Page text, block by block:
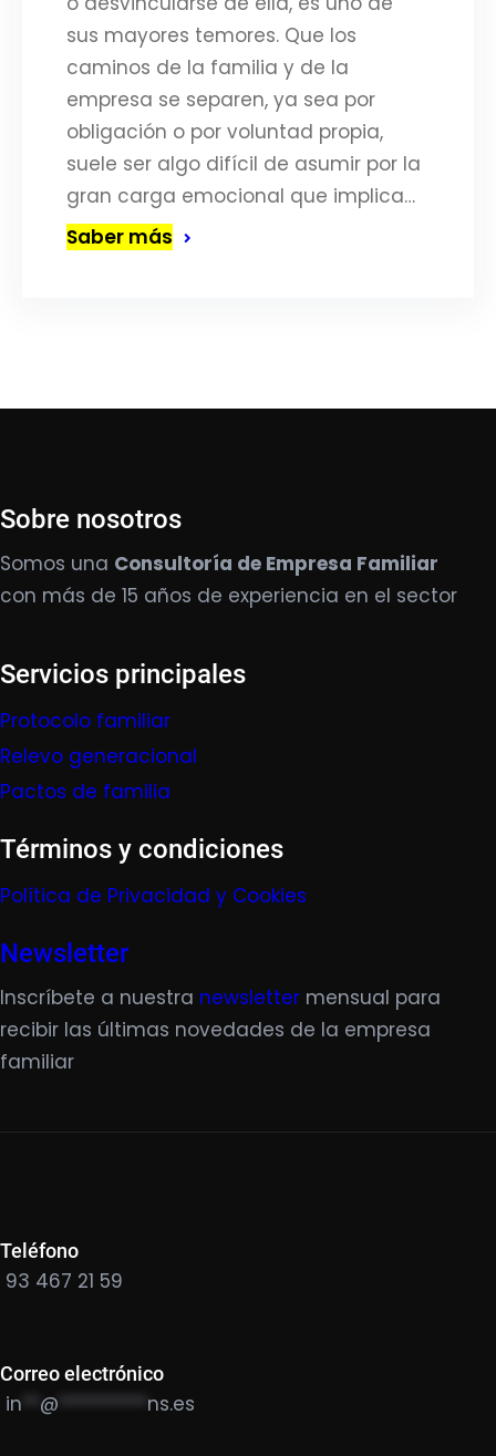
sus mayores temores. Que los
caminos de la familia y de la
empresa se separen, ya sea por
obligación o por voluntad propia,
suele ser algo difícil de asumir por la
gran carga emocional que implica…
Saber más
Sobre nosotros
Somos una Consultoría de Empresa Familiar
con más de 15 años de experiencia en el sector
Servicios principales
Protocolo familiar
Relevo generacional
Pactos de familia
Términos y condiciones
Política de Privacidad y Cookies
Newsletter
Inscríbete a nuestra newsletter mensual para
recibir las últimas novedades de la empresa
familiar
Teléfono
93 467 21 59
Correo electrónico
in @ ********** ns.es